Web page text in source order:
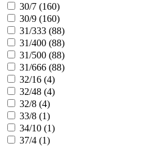
30/7 (160)
30/9 (160)
31/333 (88)
31/400 (88)
31/500 (88)
31/666 (88)
32/16 (4)
32/48 (4)
32/8 (4)
33/8 (1)
34/10 (1)
37/4 (1)